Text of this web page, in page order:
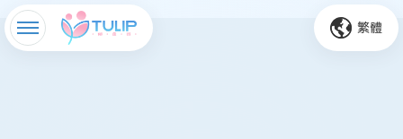
繁體